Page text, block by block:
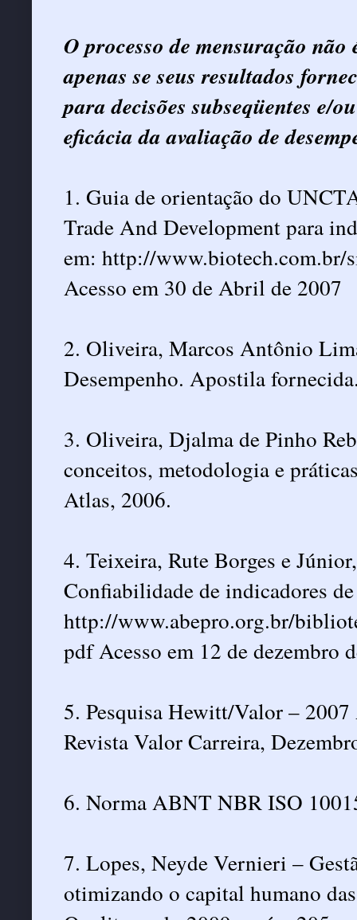
O processo de mensuração
apenas se seus resultados
para decisões subseqüentes e/
eficácia daavaliação de
1. Guia de orientação do
Trade And Development para
em: http://www.biotech.com.br/
Acesso em 30 de Abril de 2007
2. Oliveira, Marcos Antônio
Desempenho. Apostila
3. Oliveira, Djalma de Pinho
conceitos, metodologia e
Atlas, 2006.
4. Teixeira, Rute Borges e
Confiabilidade de indicadores
http://www.abepro.org.br/
pdf Acesso em 12 de dezembro
5. Pesquisa Hewitt/Valor – 2007
Revista Valor Carreira,
6. Norma ABNT NBR ISO
7. Lopes, Neyde Vernieri –
otimizando o capital humano